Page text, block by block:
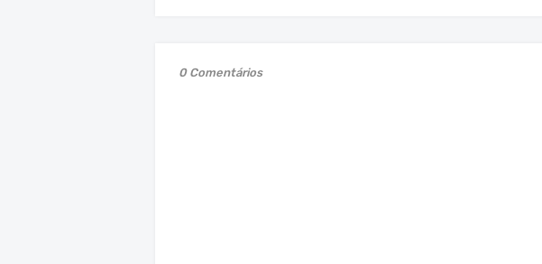
0 Comentários